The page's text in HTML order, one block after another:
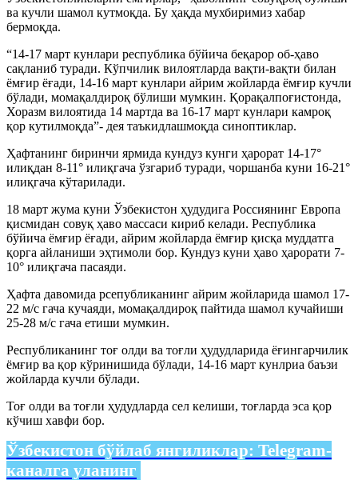
ва кучли шамол кутмоқда. Бу ҳақда мухбиримиз хабар
бермоқда.
“14-17 март кунлари республика бўйича беқарор об-ҳаво
сақланиб туради. Кўпчилик вилоятларда вақти-вақти билан
ёмғир ёғади, 14-16 март кунлари айрим жойларда ёмғир кучли
бўлади, момақалдироқ бўлиши мумкин. Қорақалпоғистонда,
Хоразм вилоятида 14 мартда ва 16-17 март кунлари камроқ
қор кутилмоқда”- дея таъкидлашмоқда синоптиклар.
Ҳафтанинг биринчи ярмида кундуз кунги ҳарорат 14-17°
илиқдан 8-11° илиқгача ўзгариб туради, чоршанба куни 16-21°
илиқгача кўтарилади.
18 март жума куни Ўзбекистон ҳудудига Россиянинг Европа
қисмидан совуқ ҳаво массаси кириб келади. Республика
бўйича ёмғир ёғади, айрим жойларда ёмғир қисқа муддатга
қорга айланиши эҳтимоли бор. Кундуз куни ҳаво ҳарорати 7-
10° илиқгача пасаяди.
Ҳафта давомида рсепубликанинг айрим жойларида шамол 17-
22 м/с гача кучаяди, момақалдироқ пайтида шамол кучайиши
25-28 м/с гача етиши мумкин.
Республиканинг тоғ олди ва тоғли ҳудудларида ёғингарчилик
ёмғир ва қор кўринишида бўлади, 14-16 март кунлриа баъзи
жойларда кучли бўлади.
Тоғ олди ва тоғли ҳудудларда сел келиши, тоғларда эса қор
кўчиш хавфи бор.
Ўзбекистон бўйлаб янгиликлар: Telegram-
каналга уланинг